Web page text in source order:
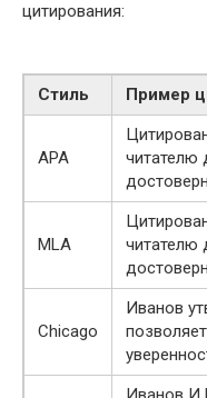
цитирования:
Стиль Пример
APA
читателю
MLA
читателю
Chicago
Иванов